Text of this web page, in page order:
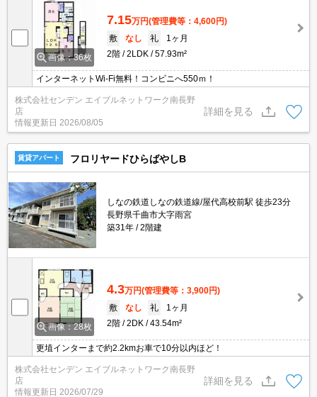
画像：36枚
7.15万円(管理費等：4,600円)
敷
なし 礼
1ヶ月
2階
2LDK 57.93m²
インターネットWi-Fi無料！コンビニへ550ｍ！
株式会社センデン エイブルネットワーク南長野
店
情報更新日 2026/08/05
詳細を見る
賃貸アパート フロリヤードひらばやしB
しなの鉄道しなの鉄道線/屋代高校前駅 徒歩23分
長野県千曲市大字雨宮
築31年
2階建
画像：28枚
4.3万円(管理費等：3,900円)
敷
なし 礼
1ヶ月
2階
2DK 43.54m²
更埴インターまで約2.2kmお車で10分以内ほど！
株式会社センデン エイブルネットワーク南長野
店
情報更新日 2026/07/29
詳細を見る